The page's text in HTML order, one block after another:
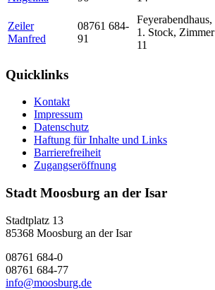
Zeiler
Manfred
08761 684-
91
Feyerabendhaus,
1. Stock, Zimmer
11
Quicklinks
Kontakt
Impressum
Datenschutz
Haftung für Inhalte und Links
Barrierefreiheit
Zugangseröffnung
Stadt Moosburg an der Isar
Stadtplatz 13
85368 Moosburg an der Isar
08761 684-0
08761 684-77
info@moosburg.de